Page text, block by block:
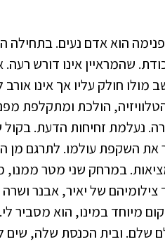
הוא אדם נעים. בתחילה
שהמראיין אינו דורש
מולו חולק עליו אך אינו
הולכת ומתקלפת
נעלמת זחיחות הדעת. בקול
את השקפת עולמו. לתרגם
במרחק שני מטר ממנו,
של יאיר, אבנר
מיוחד במינו, הוא מסביר
שלם. ובית הכנסת שלה, שים